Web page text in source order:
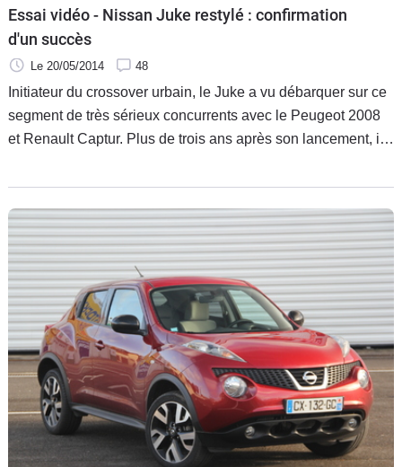
Essai vidéo - Nissan Juke restylé : confirmation
d'un succès
Le 20/05/2014 48
Initiateur du crossover urbain, le Juke a vu débarquer sur ce
segment de très sérieux concurrents avec le Peugeot 2008
et Renault Captur. Plus de trois ans après son lancement, il
chose faite mais est-ce suffisant ?